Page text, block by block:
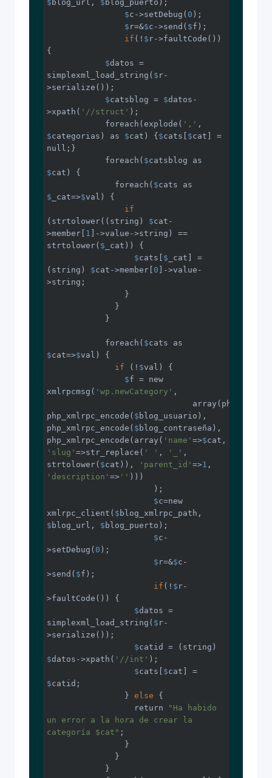
$ blog_url, $ blog_puerto);
$c->setDebug( 0 );
$ r=&$c->send( $f);
if (! $ r->faultCode())
{
$datos =
simplexml_load_string( $ r-
>serialize());
$catsblog = $datos-
>xpath( '//struct' );
            foreach(explode(
','
$categorias) as $cat) { $cats[ $cat] =
null;}
            foreach(
$
$cat) {
              foreach(
$
$ _cat=>$val) {
if
(strtolower((string) $cat-
>member[ 1 ]->value->string) ==
strtolower( $ _cat)) {
$cats[ $ _cat] =
(string) $cat->member[ 0 ]->value-
>string;
            foreach(
$
$cat=>$val) {
if (! $val) {
$f = new
xmlrpcmsg( 'wp.newCategory' ,
php_xmlrpc_encode( $ blog_usuario),
php_xmlrpc_encode( $ blog_contraseña),
php_xmlrpc_encode(array( 'name' =>$
'slug' =>str_replace( ' ' , '_' ,
strtolower( $cat)), 'parent_id' =>1
'description' => '' )))
$c=new
xmlrpc_client( $
$ blog_url, $ blog_puerto);
$c-
>setDebug( 0 );
$ r=&$c-
>send( $f);
if (! $ r-
>faultCode()) {
$datos =
simplexml_load_string( $ r-
>serialize());
$
$datos->xpath( '//int' );
$cats[ $
cat] =
$catid;
                }
else {
                  return
"Ha habido
un error a la hora de crear la
categoría $cat" ;